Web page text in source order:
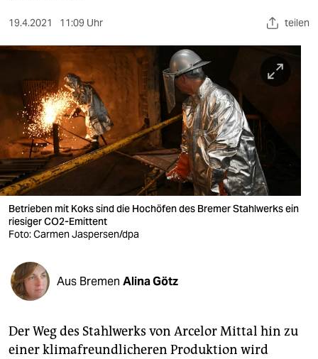
kultur
sport
berlin
nord
wahrheit
verlag
verlag
veranstaltungen
shop
fragen & hilfe
abo
19.4.2021 11:09 Uhr teilen
Betrieben mit Koks sind die Hochöfen des Bremer Stahlwerks ein
riesiger CO2-Emittent
Foto: Carmen Jaspersen/dpa
Aus Bremen Alina Götz
Der Weg des Stahlwerks von Arcelor Mittal hin zu
einer klimafreundlicheren Produktion wird